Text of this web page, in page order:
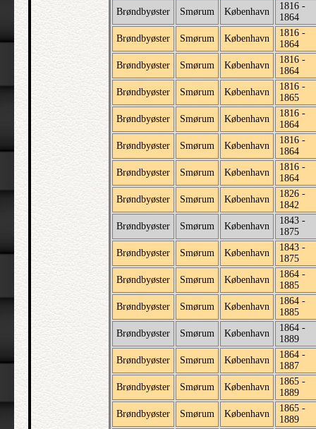
Brøndbyøster
Smørum København
1816 -
1864
Brøndbyøster
Smørum København
1816 -
1864
Brøndbyøster
Smørum København
1816 -
1864
Brøndbyøster
Smørum København
1816 -
1865
Brøndbyøster
Smørum København
1816 -
1864
Brøndbyøster
Smørum København
1816 -
1864
Brøndbyøster
Smørum København
1816 -
1864
Brøndbyøster
Smørum København
1826 -
1842
Brøndbyøster
Smørum København
1843 -
1875
Brøndbyøster
Smørum København
1843 -
1875
Brøndbyøster
Smørum København
1864 -
1885
Brøndbyøster
Smørum København
1864 -
1885
Brøndbyøster
Smørum København
1864 -
1889
Brøndbyøster
Smørum København
1864 -
1887
Brøndbyøster
Smørum København
1865 -
1889
Brøndbyøster
Smørum København
1865 -
1889